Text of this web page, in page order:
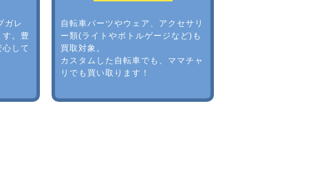
ガレ
。豊
して
自転車パーツやウェア、アクセサリ
ー類(ライトやボトルゲージなど)も
買取対象。
カスタムした自転車でも、ママチャ
リでも買い取ります！